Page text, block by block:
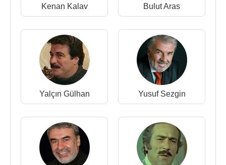
2006 - Anadolu Kaplanı (Tv Dizisi)
2005 - Ver Elini İstanbul (Kurban) (Tv Dizisi)
2005 - Mızgin (Bedirhan) (Tv Filmi)2005
2005 - Kurtlar Vadisi Irak (Yavuz İmsel
Seslendirmesi) (Sinema Filmi)
2005 - Hırsız Polis (Tv Dizisi)
2005 - Hazan (Bedirhan) (Tv Dizisi)
2005 - Davetsiz Misafir (Tv Dizisi)
2005 - Büyük Tuzak (Gizli Örgüt Adamı) (Tv Filmi)
2005 - Belalı Baldız (Özcan) (Tv Dizisi)
2004 - Paydos (Tv Filmi)
Kenan Kalav Bulut Aras
Yalçın Gülhan Yusuf Sezgin